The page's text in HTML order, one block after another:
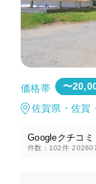
価格帯 〜
佐賀県・佐賀
Googleクチコミ
件数：102件